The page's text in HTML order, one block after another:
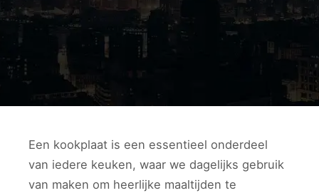
Een kookplaat is een essentieel onderdeel
van iedere keuken, waar we dagelijks gebruik
van maken om heerlijke maaltijden te